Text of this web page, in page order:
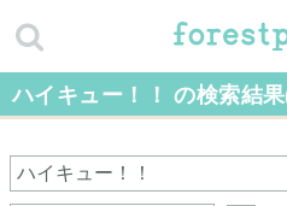
ハイキュー！！ の検索結